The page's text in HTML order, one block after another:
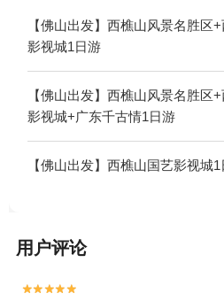
【佛山出发】西樵山风景名胜区
影视城1日游
【佛山出发】西樵山风景名胜区
影视城+广东千古情1日游
【佛山出发】西樵山国艺影视城
用户评论

